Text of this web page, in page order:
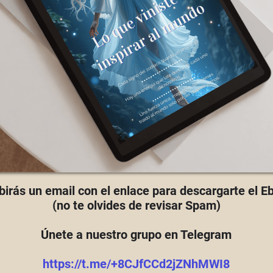
un email con el enlace para descargarte el
(no te olvides de revisar Spam)
Únete a nuestro grupo en Telegram
https://t.me/+8CJfCCd2jZNhMWI8